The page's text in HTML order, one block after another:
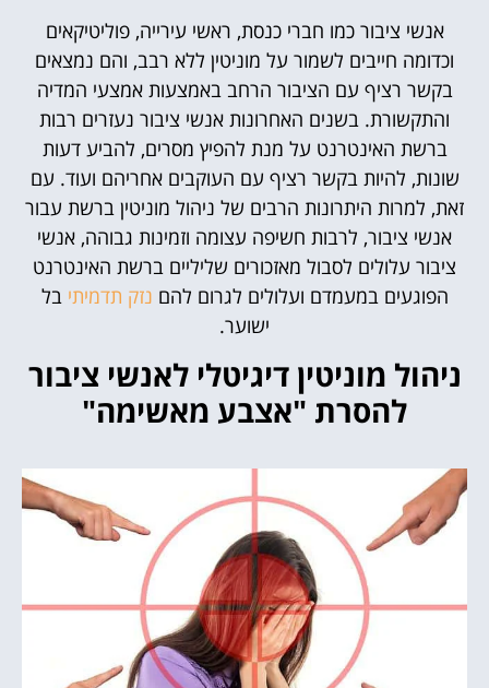
אנשי ציבור כמו חברי כנסת, ראשי עירייה, פוליטיקאים
וכדומה חייבים לשמור על מוניטין ללא רבב, והם נמצאים
בקשר רציף עם הציבור הרחב באמצעות אמצעי המדיה
והתקשורת. בשנים האחרונות אנשי ציבור נעזרים רבות
ברשת האינטרנט על מנת להפיץ מסרים, להביע דעות
שונות, להיות בקשר רציף עם העוקבים אחריהם ועוד. עם
זאת, למרות היתרונות הרבים של ניהול מוניטין ברשת עבור
אנשי ציבור, לרבות חשיפה עצומה וזמינות גבוהה, אנשי
ציבור עלולים לסבול מאזכורים שליליים ברשת האינטרנט
הפוגעים במעמדם ועלולים לגרום להם נזק תדמיתי בל
ישוער.
ניהול מוניטין דיגיטלי לאנשי ציבור
להסרת "אצבע מאשימה"